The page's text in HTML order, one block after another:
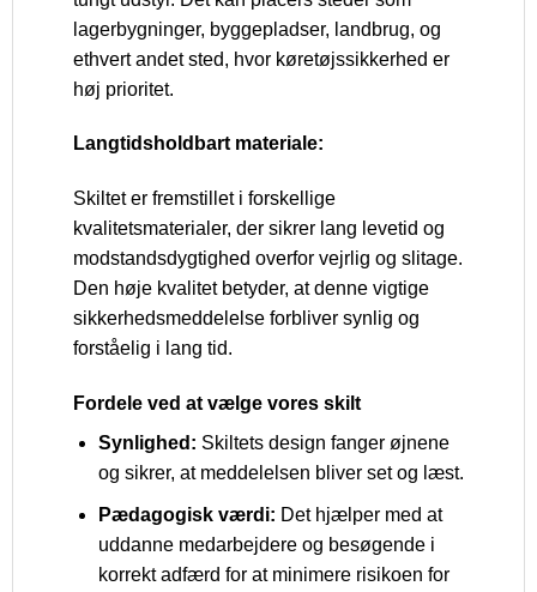
lagerbygninger, byggepladser, landbrug, og
ethvert andet sted, hvor køretøjssikkerhed er
høj prioritet.
Langtidsholdbart materiale:
Skiltet er fremstillet i forskellige
kvalitetsmaterialer, der sikrer lang levetid og
modstandsdygtighed overfor vejrlig og slitage.
Den høje kvalitet betyder, at denne vigtige
sikkerhedsmeddelelse forbliver synlig og
forståelig i lang tid.
Fordele ved at vælge vores skilt
Synlighed: Skiltets design fanger øjnene
og sikrer, at meddelelsen bliver set og læst.
Pædagogisk værdi: Det hjælper med at
uddanne medarbejdere og besøgende i
korrekt adfærd for at minimere risikoen for